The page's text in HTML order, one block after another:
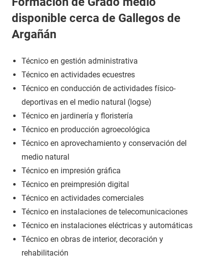
disponible cerca de Gallegos de
Argañán
Técnico en gestión administrativa
Técnico en actividades ecuestres
Técnico en conducción de actividades físico-
deportivas en el medio natural (logse)
Técnico en jardinería y floristería
Técnico en producción agroecológica
Técnico en aprovechamiento y conservación del
medio natural
Técnico en impresión gráfica
Técnico en preimpresión digital
Técnico en actividades comerciales
Técnico en instalaciones de telecomunicaciones
Técnico en instalaciones eléctricas y automáticas
Técnico en obras de interior, decoración y
rehabilitación